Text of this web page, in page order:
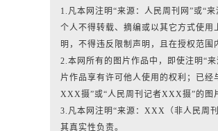
1.凡本网注明“来源：人民周刊网”或“
个人不得转载、摘编或以其它方式使
明，不得违反限制声明，且在授权范围
2.本网所有的图片作品中，即使注明“
片作品享有许可他人使用的权利；已
XXX摄”或“人民周刊记者XXX摄”的图
3.凡本网注明“来源：XXX（非人民周
其真实性负责。